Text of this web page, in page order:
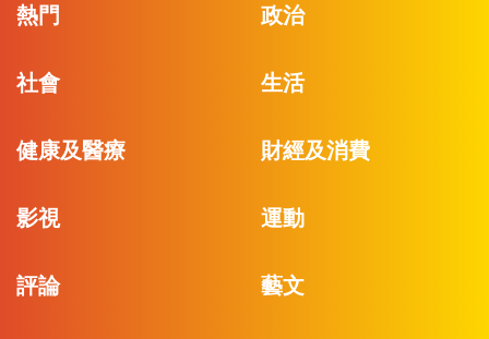
熱門 政治
社會 生活
健康及醫療 財經及消費
影視 運動
評論 藝文